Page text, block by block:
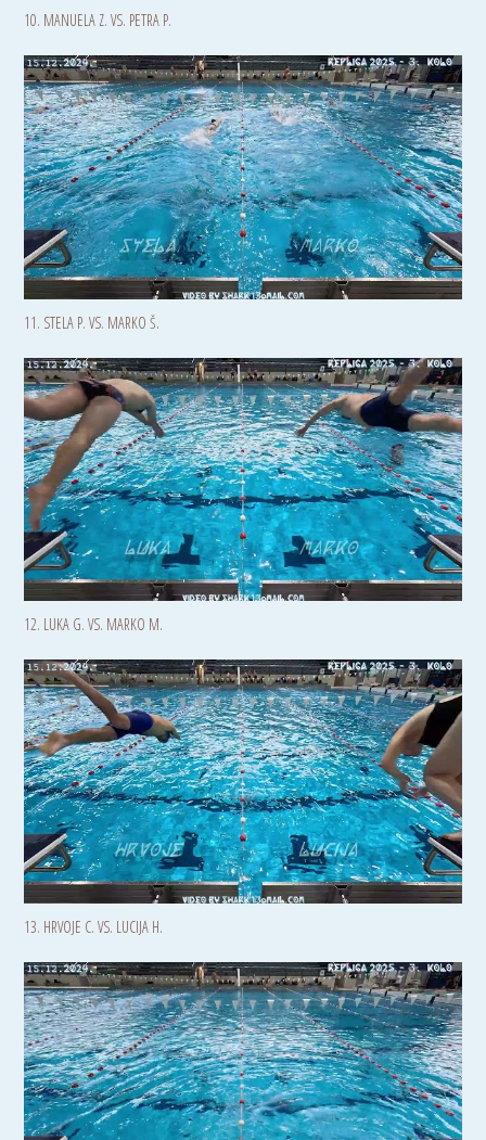
10. MANUELA Z. VS. PETRA P.
11. STELA P. VS. MARKO Š.
12. LUKA G. VS. MARKO M.
13. HRVOJE C. VS. LUCIJA H.